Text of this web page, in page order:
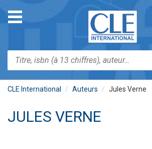
contenu
Toggle
navigation
Rechercher
CLE International Auteurs Jules Verne
JULES VERNE